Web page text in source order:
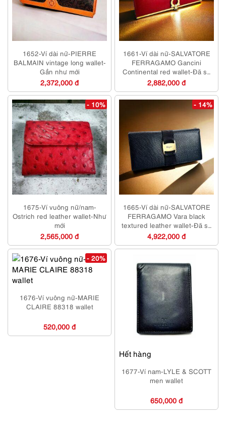
1652-Ví dài nữ-PIERRE
BALMAIN vintage long wallet-
Gần như mới
2,372,000 đ
1661-Ví dài nữ-SALVATORE
FERRAGAMO Gancini
Continental red wallet-Đã sử
dụng
2,882,000 đ
- 10%
1675-Ví vuông nữ/nam-
Ostrich red leather wallet-Như
mới
2,565,000 đ
- 14%
1665-Ví dài nữ-SALVATORE
FERRAGAMO Vara black
textured leather wallet-Đã sử
dụng/Khá mới
4,922,000 đ
- 20%
1676-Ví vuông nữ-MARIE
CLAIRE 88318 wallet
520,000 đ
Hết hàng
1677-Ví nam-LYLE & SCOTT
men wallet
650,000 đ